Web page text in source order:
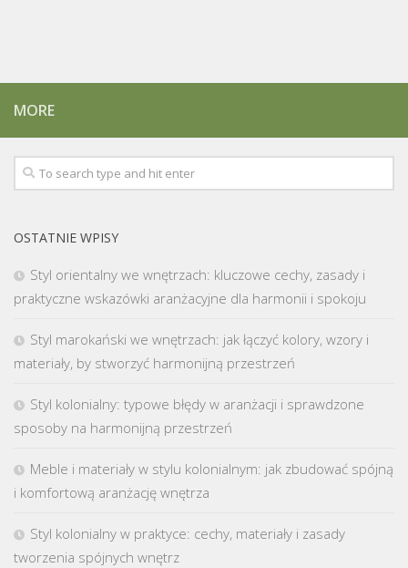
MORE
OSTATNIE WPISY
Styl orientalny we wnętrzach: kluczowe cechy, zasady i
praktyczne wskazówki aranżacyjne dla harmonii i spokoju
Styl marokański we wnętrzach: jak łączyć kolory, wzory i
materiały, by stworzyć harmonijną przestrzeń
Styl kolonialny: typowe błędy w aranżacji i sprawdzone
sposoby na harmonijną przestrzeń
Meble i materiały w stylu kolonialnym: jak zbudować spójną
i komfortową aranżację wnętrza
Styl kolonialny w praktyce: cechy, materiały i zasady
tworzenia spójnych wnętrz